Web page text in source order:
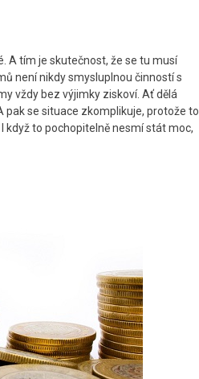
A tím je skutečnost, že se tu musí
není nikdy smysluplnou činností s
vždy bez výjimky ziskoví. Ať dělá
pak se situace zkomplikuje, protože to
když to pochopitelně nesmí stát moc,